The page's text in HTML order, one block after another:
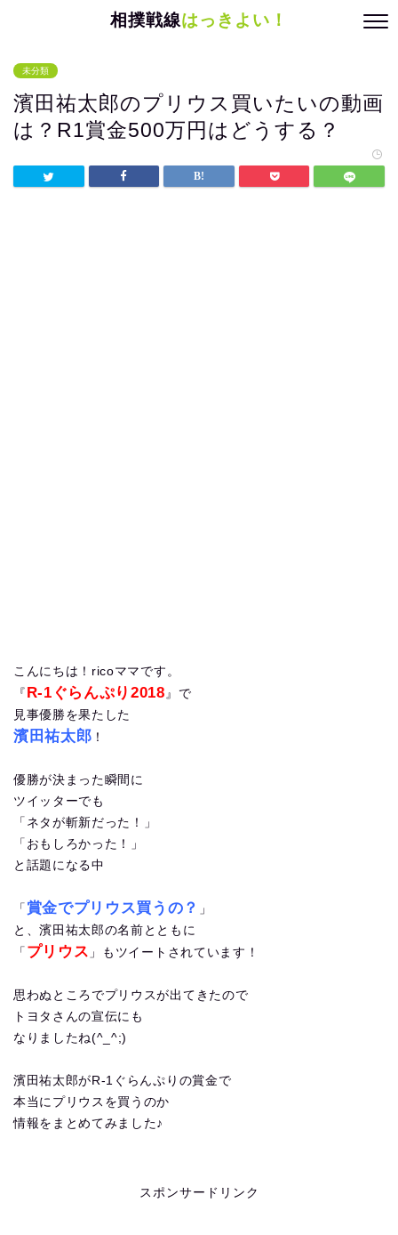
相撲戦線はっきよい！
未分類
濱田祐太郎のプリウス買いたいの動画
は？R1賞金500万円はどうする？
こんにちは！ricoママです。
『 R-1ぐらんぷり2018』で
見事優勝を果たした
濱田祐太郎 ！
優勝が決まった瞬間に
ツイッターでも
「ネタが斬新だった！」
「おもしろかった！」
と話題になる中
「 賞金でプリウス買うの？
」
と、濱田祐太郎の名前とともに
「 プリウス 」もツイートされています！
思わぬところでプリウスが出てきたので
トヨタさんの宣伝にも
なりましたね(^_^;)
濱田祐太郎がR-1ぐらんぷりの賞金で
本当にプリウスを買うのか
情報をまとめてみました♪
スポンサードリンク